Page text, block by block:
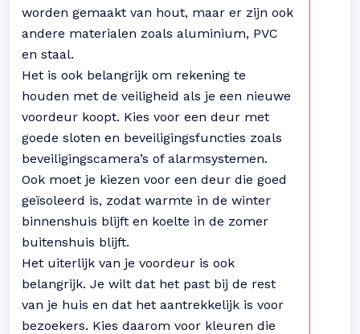
worden gemaakt van hout, maar er zijn ook
andere materialen zoals aluminium, PVC
en staal.
Het is ook belangrijk om rekening te
houden met de veiligheid als je een nieuwe
voordeur koopt. Kies voor een deur met
goede sloten en beveiligingsfuncties zoals
beveiligingscamera’s of alarmsystemen.
Ook moet je kiezen voor een deur die goed
geïsoleerd is, zodat warmte in de winter
binnenshuis blijft en koelte in de zomer
buitenshuis blijft.
Het uiterlijk van je voordeur is ook
belangrijk. Je wilt dat het past bij de rest
van je huis en dat het aantrekkelijk is voor
bezoekers. Kies daarom voor kleuren die